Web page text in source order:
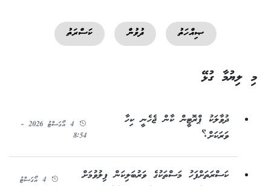
ޞިއްހަތު ދުވުން ކަސްރަތު
މި ލިޔުމާ ގުޅޭ
ދުވާލަކު ޕްރޮޓީން ކާން ޖެހެނީ ކިހާ
ވަރަކަށް؟
4 އޯގަސްޓު 2026 -
8:54
ކަސްރަތަށްފަހު މަސްތަކުގެ ވަރުބަލިކަން ފިލުވުމަށް
4 އޯގަސްޓު